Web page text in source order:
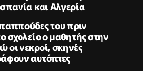
και Αλγερία
του πριν
σχολείο ο μαθητής στην
οι νεκροί, σκηνές
αυτόπτες